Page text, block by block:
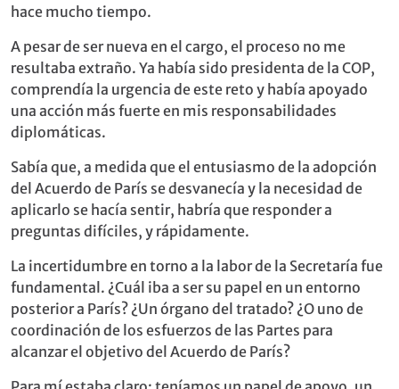
hace mucho tiempo.
A pesar de ser nueva en el cargo, el proceso no me
resultaba extraño. Ya había sido presidenta de la COP,
comprendía la urgencia de este reto y había apoyado
una acción más fuerte en mis responsabilidades
diplomáticas.
Sabía que, a medida que el entusiasmo de la adopción
del Acuerdo de París se desvanecía y la necesidad de
aplicarlo se hacía sentir, habría que responder a
preguntas difíciles, y rápidamente.
La incertidumbre en torno a la labor de la Secretaría fue
fundamental. ¿Cuál iba a ser su papel en un entorno
posterior a París? ¿Un órgano del tratado? ¿O uno de
coordinación de los esfuerzos de las Partes para
alcanzar el objetivo del Acuerdo de París?